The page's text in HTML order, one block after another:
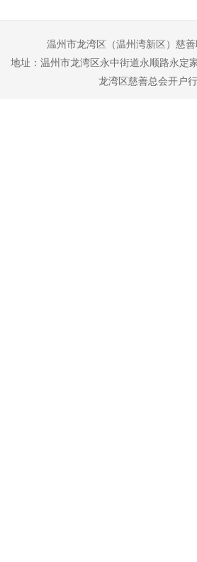
温州市龙湾区（温州湾新区）慈
地址：温州市龙湾区永中街道永顺路永
龙湾区慈善总会开户